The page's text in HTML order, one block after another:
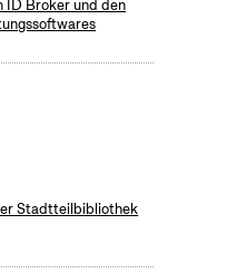
ID Broker und den
Stadtteilbibliothek